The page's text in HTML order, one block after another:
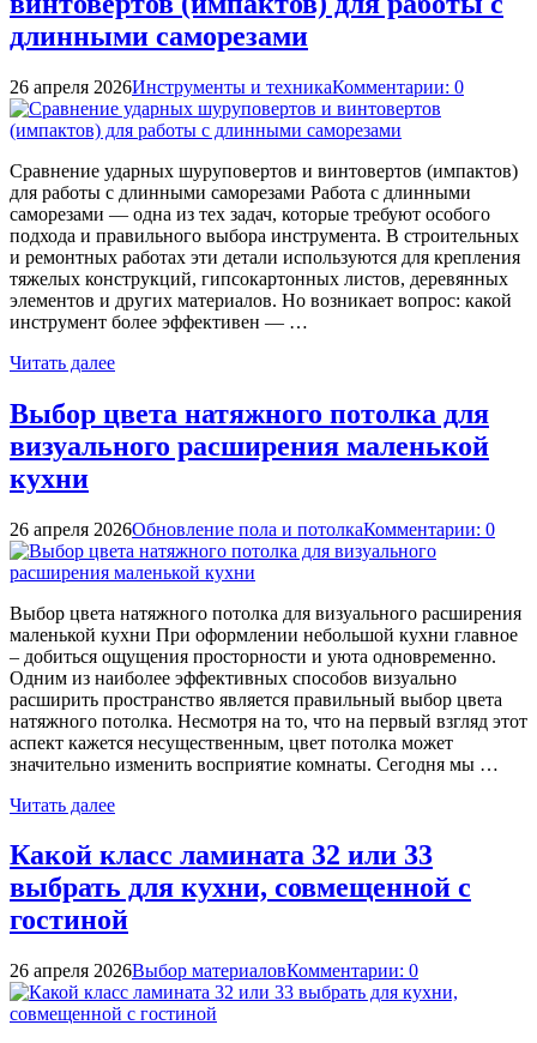
длинными саморезами
26 апреля 2026Инструменты и техникаКомментарии: 0
Сравнение ударных шуруповертов и винтовертов (импактов)
для работы с длинными саморезами Работа с длинными
саморезами — одна из тех задач, которые требуют особого
подхода и правильного выбора инструмента. В строительных
и ремонтных работах эти детали используются для крепления
тяжелых конструкций, гипсокартонных листов, деревянных
элементов и других материалов. Но возникает вопрос: какой
инструмент более эффективен — …
Читать далее
Выбор цвета натяжного потолка для
визуального расширения маленькой
кухни
26 апреля 2026Обновление пола и потолкаКомментарии: 0
Выбор цвета натяжного потолка для визуального расширения
маленькой кухни При оформлении небольшой кухни главное
– добиться ощущения просторности и уюта одновременно.
Одним из наиболее эффективных способов визуально
расширить пространство является правильный выбор цвета
натяжного потолка. Несмотря на то, что на первый взгляд этот
аспект кажется несущественным, цвет потолка может
значительно изменить восприятие комнаты. Сегодня мы …
Читать далее
Какой класс ламината 32 или 33
выбрать для кухни, совмещенной с
гостиной
26 апреля 2026Выбор материаловКомментарии: 0